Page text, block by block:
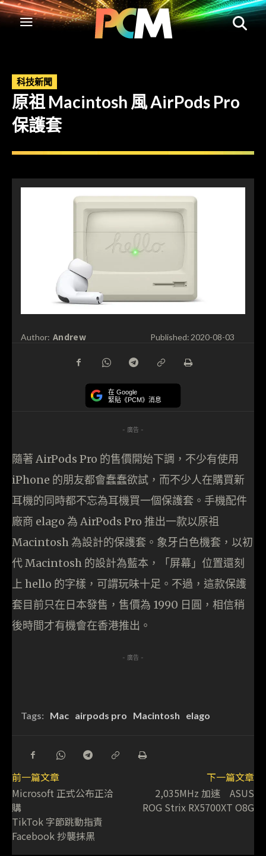
科技新聞
原祖 Macintosh 風 AirPods Pro
保護套
Author: Andrew Published: 2020-08-03
在 Google
緊貼《PCM》消息
- 廣告 -
隨著 AirPods Pro 的售價開始下調，不少有使用
iPhone 的朋友都會蠢蠢欲試，而不少人在購買新
耳機的同時都不忘為耳機買一個保護套。手機配件
廠商 elago 為 AirPods Pro 推出一款以原祖
Macintosh 為設計的保護套。象牙白色機套，以初
代 Macintosh 的設計為藍本，「屏幕」位置還刻
上 hello 的字樣，可謂玩味十足。不過，這款保護
套目前只在日本發售，售價為 1990 日圓，相信稍
後時間才有機會在香港推出。
- 廣告 -
Tags: Mac airpods pro Macintosh elago
前一篇文章
Microsoft 正式公布正洽
購
TikTok 字節跳動指責
Facebook 抄襲抹黑
下一篇文章
2,035MHz 加速 ASUS
ROG Strix RX5700XT O8G